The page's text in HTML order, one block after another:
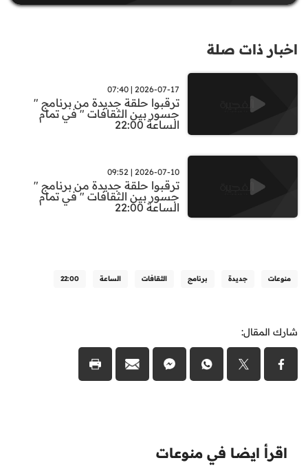
اخبار ذات صلة
2026-07-17 | 07:40
ترقبوا حلقة جديدة من برنامج "
جسور بين الثقافات " في تمام
الساعة 22:00
2026-07-10 | 09:52
ترقبوا حلقة جديدة من برنامج "
جسور بين الثقافات " في تمام
الساعة 22:00
منوعات جديدة برنامج الثقافات الساعة 22:00
شارك المقال:
اقرأ ايضا في منوعات